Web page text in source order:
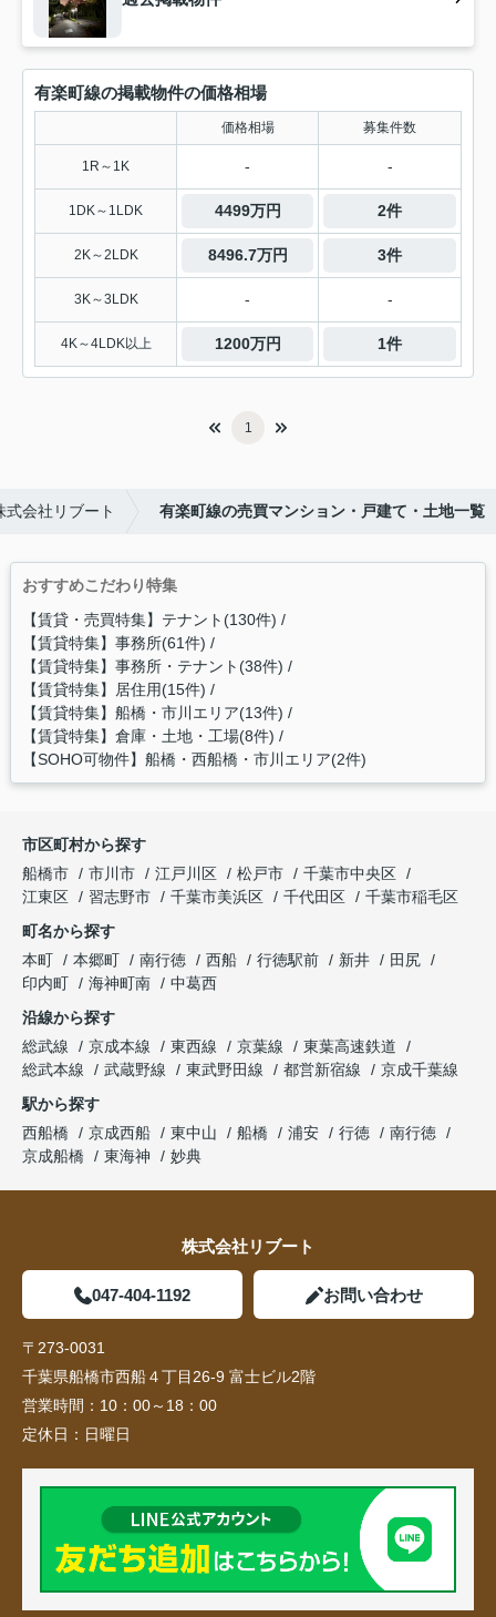
有楽町線の掲載物件の価格相場
価格相場 募集件数
1R～1K - -
1DK～1LDK 4499万円 2件
2K～2LDK 8496.7万円 3件
3K～3LDK - -
4K～4LDK以上 1200万円 1件
1
会社リブート 有楽町線の売買マンション・戸建て・土地一覧
おすすめこだわり特集
【賃貸・売買特集】テナント(130件)
【賃貸特集】事務所(61件)
【賃貸特集】事務所・テナント(38件)
【賃貸特集】居住用(15件)
【賃貸特集】船橋・市川エリア(13件)
【賃貸特集】倉庫・土地・工場(8件)
【SOHO可物件】船橋・西船橋・市川エリア(2件)
市区町村から探す
船橋市
市川市 江戸川区 松戸市
千葉市中央区
江東区
習志野市 千葉市美浜区 千代田区
千葉市稲毛区
町名から探す
本町
本郷町 南行徳 西船 行徳駅前 新井
田尻
印内町
海神町南
中葛西
沿線から探す
総武線
京成本線 東西線 京葉線
東葉高速鉄道
総武本線
武蔵野線 東武野田線 都営新宿線
京成千葉線
駅から探す
西船橋
京成西船 東中山 船橋 浦安 行徳
南行徳
京成船橋
東海神 妙典
株式会社リブート
047-404-1192 お問い合わせ
〒273-0031
千葉県船橋市西船４丁目26-9 富士ビル2階
営業時間： 10：00～18：00
定休日： 日曜日